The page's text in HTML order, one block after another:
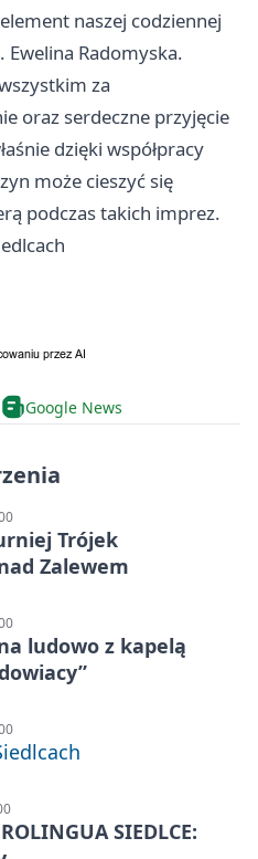
naszej codziennej
Ewelina Radomyska.
za
oraz serdeczne przyjęcie
dzięki współpracy
może cieszyć się
podczas takich imprez.
Google News
Trójek
Zalewem
ludowo z kapelą
SIEDLCE: